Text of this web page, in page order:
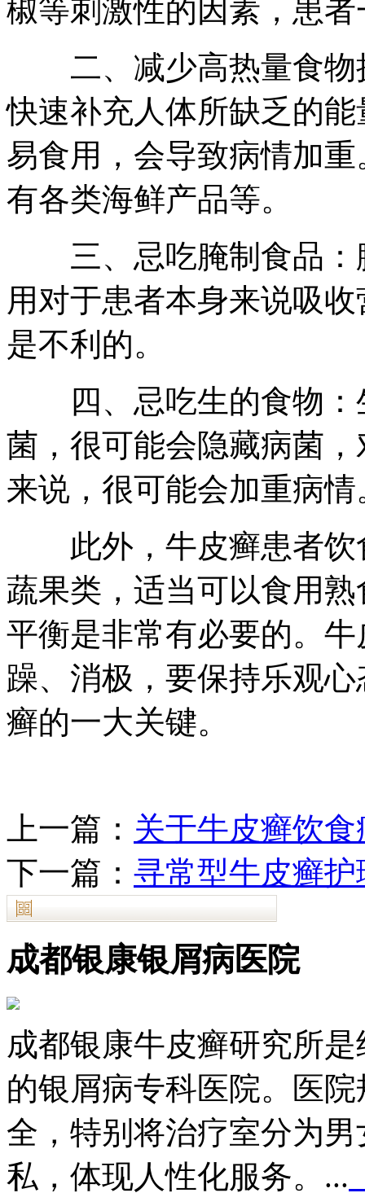
椒等刺激性的因素，患
二、减少高热量食物
快速补充人体所缺乏的
易食用，会导致病情加
有各类海鲜产品等。
三、忌吃腌制食品：
用对于患者本身来说吸
是不利的。
四、忌吃生的食物：
菌，很可能会隐藏病菌
来说，很可能会加重病
此外，牛皮癣患者饮
蔬果类，适当可以食用
平衡是非常有必要的。
躁、消极，要保持乐观
癣的一大关键。
上一篇： 关于牛皮癣饮食
下一篇： 寻常型牛皮癣护
成都银康银屑病医院
成都银康牛皮癣研究所
的银屑病专科医院。医
全，特别将治疗室分为
私，体现人性化服务。...